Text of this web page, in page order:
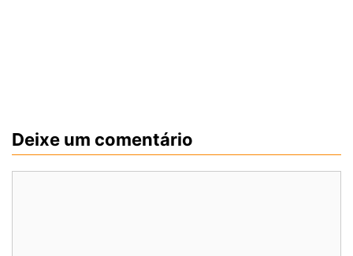
Deixe um comentário